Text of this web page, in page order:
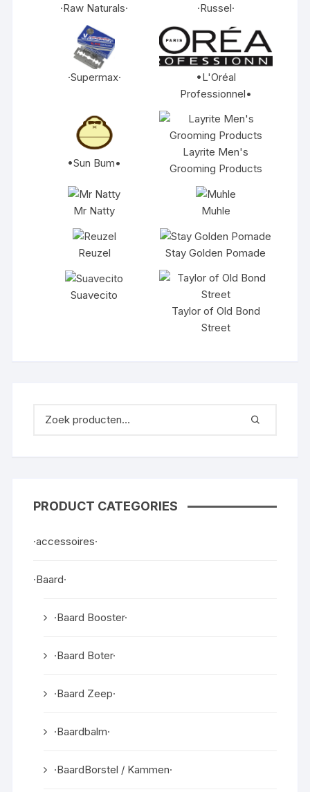
·Raw Naturals· ·Russel·
·Supermax·
•L'Oréal
Professionnel•
•Sun Bum•
Layrite Men's
Grooming Products
Mr Natty Muhle
Reuzel Stay Golden Pomade
Suavecito
Taylor of Old Bond
Street
PRODUCT CATEGORIES
·accessoires·
·Baard·
·Baard Booster·
·Baard Boter·
·Baard Zeep·
·Baardbalm·
·BaardBorstel / Kammen·